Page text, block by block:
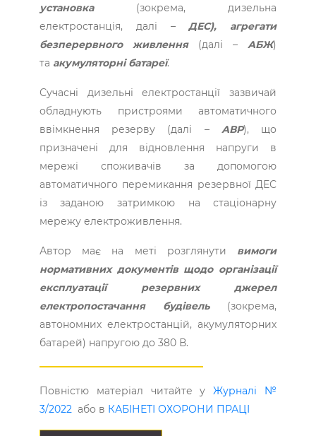
установка(зокрема, дизельна
електростанція, далі –ДЕС), агрегати
безперервного живлення(далі – АБЖ)
та акумуляторні батареї.
Сучасні дизельні електростанції зазвичай
обладнують пристроями автоматичного
ввімкнення резерву (далі – АВР), що
призначені для відновлення напруги в
мережі споживачів за допомогою
автоматичного перемикання резервної ДЕС
із заданою затримкою на стаціонарну
мережу електроживлення.
Автор має на меті розглянути вимоги
нормативних документів щодо організації
експлуатації резервних джерел
електропостачання будівель(зокрема,
автономних електростанцій, акумуляторних
батарей) напругою до 380 В.
Повністю матеріал читайте уЖурналі №
3/2022 або в КАБІНЕТІ ОХОРОНИ ПРАЦІ